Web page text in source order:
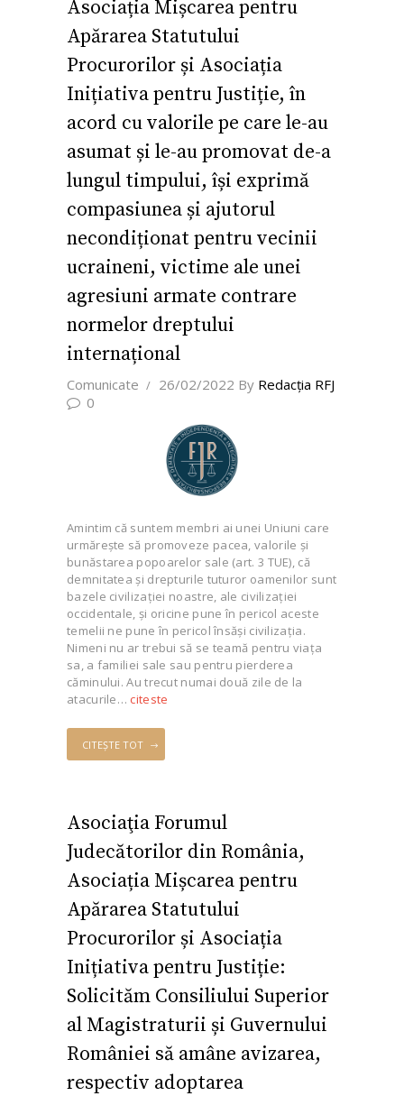
Asociația Mișcarea pentru
Apărarea Statutului
Procurorilor și Asociația
Inițiativa pentru Justiție, în
acord cu valorile pe care le-au
asumat și le-au promovat de-a
lungul timpului, își exprimă
compasiunea și ajutorul
necondiționat pentru vecinii
ucraineni, victime ale unei
agresiuni armate contrare
normelor dreptului
internațional
Comunicate 26/02/2022 By Redacţia RFJ
0
Amintim că suntem membri ai unei Uniuni care
urmărește să promoveze pacea, valorile și
bunăstarea popoarelor sale (art. 3 TUE), că
demnitatea și drepturile tuturor oamenilor sunt
bazele civilizației noastre, ale civilizației
occidentale, și oricine pune în pericol aceste
temelii ne pune în pericol însăși civilizația.
Nimeni nu ar trebui să se teamă pentru viața
sa, a familiei sale sau pentru pierderea
căminului. Au trecut numai două zile de la
atacurile… citeste
CITEȘTE TOT
Asociaţia Forumul
Judecătorilor din România,
Asociația Mișcarea pentru
Apărarea Statutului
Procurorilor și Asociația
Inițiativa pentru Justiție:
Solicităm Consiliului Superior
al Magistraturii și Guvernului
României să amâne avizarea,
respectiv adoptarea